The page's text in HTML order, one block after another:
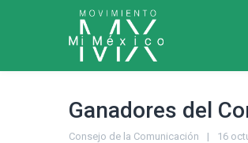
Ganadores del
Consejo de la Comunicación 16